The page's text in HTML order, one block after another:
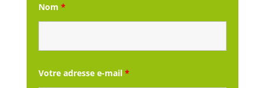
Nom *
Votre adresse e-mail *